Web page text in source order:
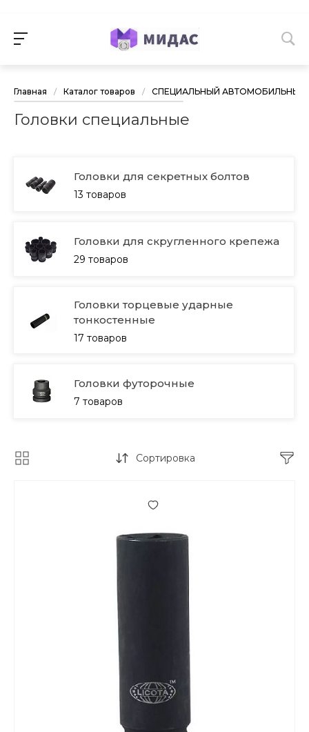
Главная / Каталог товаров / СПЕЦИАЛЬНЫЙ АВТОМОБИЛЬНЫЙ
Головки специальные
Головки для секретных болтов
13 товаров
Головки для скругленного крепежа
29 товаров
Головки торцевые ударные
тонкостенные
17 товаров
Головки футорочные
7 товаров
Сортировка